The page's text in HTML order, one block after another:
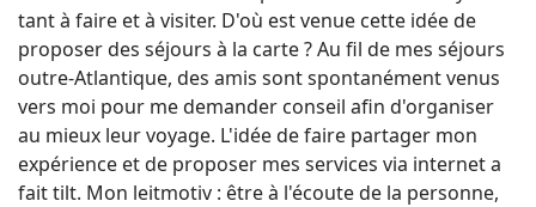
tant à faire et à visiter. D'où est venue cette idée de
proposer des séjours à la carte ? Au fil de mes séjours
outre-Atlantique, des amis sont spontanément venus
vers moi pour me demander conseil afin d'organiser
au mieux leur voyage. L'idée de faire partager mon
expérience et de proposer mes services via internet a
fait tilt. Mon leitmotiv : être à l'écoute de la personne,